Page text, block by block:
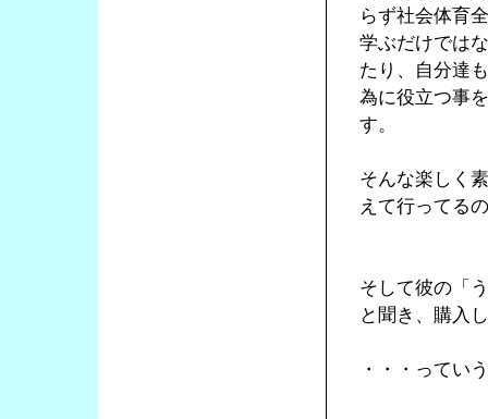
らず社会体育
学ぶだけでは
たり、自分達
為に役立つ事
す。
そんな楽しく
えて行ってる
そして彼の「
と聞き、購入
・・・ってい